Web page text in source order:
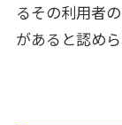
るその利用者
があると認めら